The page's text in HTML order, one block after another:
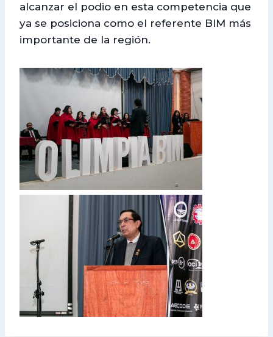
alcanzar el podio en esta competencia que
ya se posiciona como el referente BIM más
importante de la región.